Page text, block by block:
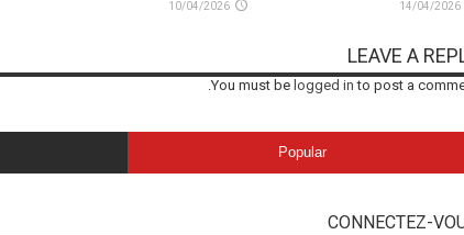
14/04/2026
10/04/2026
LEAVE A
You must be logged in to post a
Popular
CONNECTEZ-